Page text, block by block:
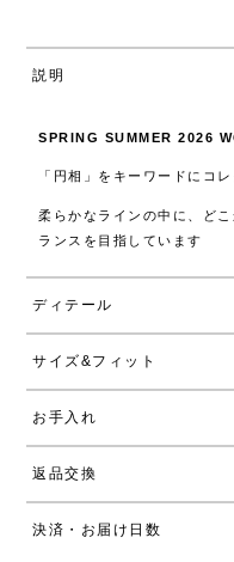
説明
SPRING SUMMER 2026
「円相」をキーワードにコ
柔らかなラインの中に、ど
ランスを目指しています
ディテール
サイズ&フィット
お手入れ
返品交換
決済・お届け日数